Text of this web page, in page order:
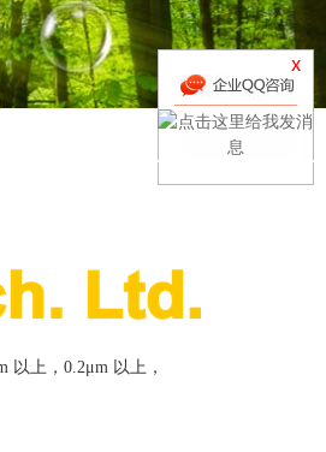
以上，0.2μm 以上，